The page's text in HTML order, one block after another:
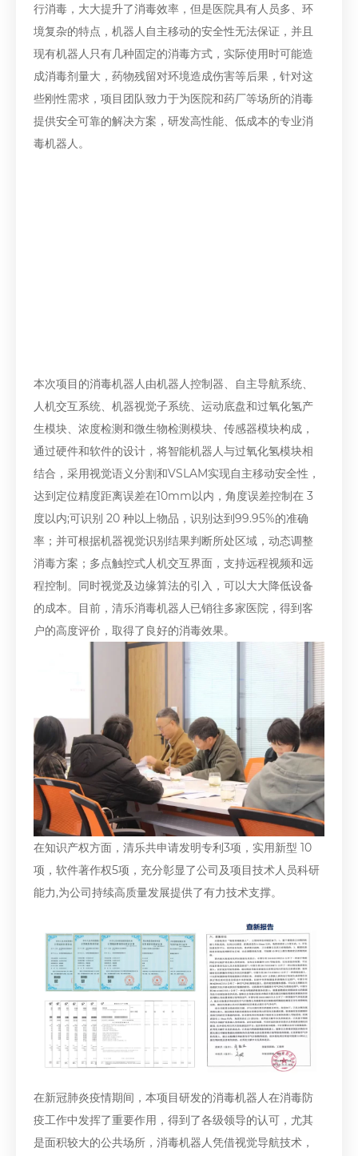
行消毒，大大提升了消毒效率，但是医院具有人员多、环
境复杂的特点，机器人自主移动的安全性无法保证，并且
现有机器人只有几种固定的消毒方式，实际使用时可能造
成消毒剂量大，药物残留对环境造成伤害等后果，针对这
些刚性需求，项目团队致力于为医院和药厂等场所的消毒
提供安全可靠的解决方案，研发高性能、低成本的专业消
毒机器人。
本次项目的消毒机器人由机器人控制器、自主导航系统、
人机交互系统、机器视觉子系统、运动底盘和过氧化氢产
生模块、浓度检测和微生物检测模块、传感器模块构成，
通过硬件和软件的设计，将智能机器人与过氧化氢模块相
结合，采用视觉语义分割和VSLAM实现自主移动安全性，
达到定位精度距离误差在10mm以内，角度误差控制在 3
度以内;可识别 20 种以上物品，识别达到99.95%的准确
率；并可根据机器视觉识别结果判断所处区域，动态调整
消毒方案；多点触控式人机交互界面，支持远程视频和远
程控制。同时视觉及边缘算法的引入，可以大大降低设备
的成本。目前，清乐消毒机器人已销往多家医院，得到客
户的高度评价，取得了良好的消毒效果。
在知识产权方面，清乐共申请发明专利3项，实用新型 10
项，软件著作权5项，充分彰显了公司及项目技术人员科研
能力,为公司持续高质量发展提供了有力技术支撑。
在新冠肺炎疫情期间，本项目研发的消毒机器人在消毒防
疫工作中发挥了重要作用，得到了各级领导的认可，尤其
是面积较大的公共场所，消毒机器人凭借视觉导航技术，